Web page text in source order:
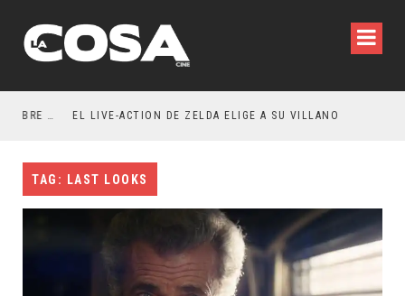
RESEÑA LA INVITACIÓN: OLIVIA WILDE REFLEXIONA SOBRE LA VIDA CONYUGAL EL LIVE-ACTION DE ZELDA ELIGE A SU VILLANO
TAG: LAST LOOKS